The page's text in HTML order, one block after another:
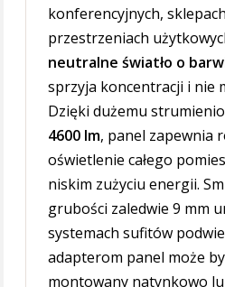
konferencyjnych,
przestrzeniach
neutralne światło o
sprzyja koncentracji i nie
Dzięki dużemu
4600 lm, panel zapewnia
oświetlenie całego
niskim zużyciu energii.
grubości zaledwie 9 mm
systemach sufitów
adapterom panel może
montowany natynkowo